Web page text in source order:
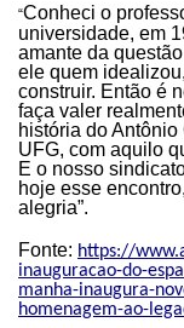
“Conheci o
universidade, em
amante da
ele quem
construir. Então é
faça valer
história do
UFG, com aquilo
E o nosso
hoje esse
alegria”.
Fonte: https://
inauguracao-do-
manha-inaugura-
homenagem-ao-